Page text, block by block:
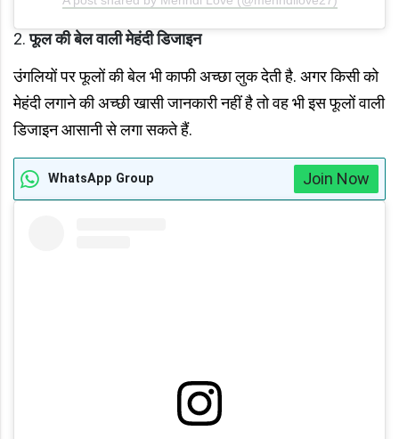
फूल की बेल वाली मेहंदी डिजाइन
उंगलियों पर फूलों की बेल भी काफी अच्छा लुक देती है. अगर किसी को
मेहंदी लगाने की अच्छी खासी जानकारी नहीं है तो वह भी इस फूलों वाली
डिजाइन आसानी से लगा सकते हैं.
WhatsApp Group Join Now